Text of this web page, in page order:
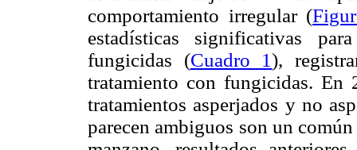
comportamiento irregular (
estadísticas significativas
fungicidas (Cuadro 1),
tratamiento con fungicidas. En
tratamientos asperjados y no
parecen ambiguos son un